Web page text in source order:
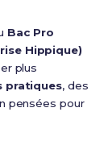
Bac Pro
Hippique)
plus
pratiques, des
pensées pour